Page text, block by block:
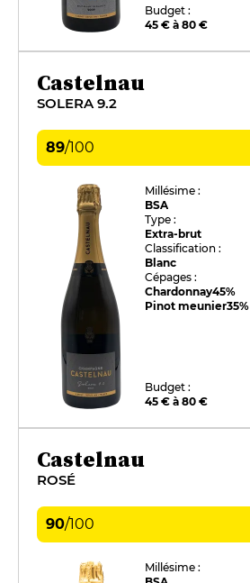
Budget :
45 € à 80 €
Castelnau
SOLERA 9.2
89/100
Millésime :
BSA
Type :
Extra-brut
Classification :
Blanc
Cépages :
Chardonnay45%
Pinot meunier35%
Budget :
45 € à 80 €
Castelnau
ROSÉ
90/100
Millésime :